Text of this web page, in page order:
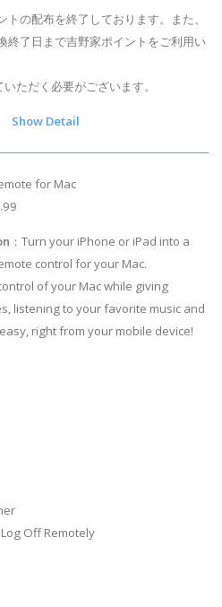
の配布を終了しております。また、
了日まで吉野家ポイントをご利用い
ただく必要がございます。
Show Detail
Remote for Mac
：Turn your iPhone or iPad into a
control for your Mac.
of your Mac while giving
listening to your favorite music and
right from your mobile device!
Off Remotely